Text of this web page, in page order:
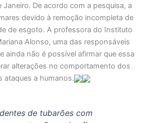
Janeiro. De acordo com a pesquisa, a
devido à remoção incompleta de
de esgoto. A professora do Instituto
Alonso, uma das responsáveis
ainda não é possível afirmar que essa
alterações no comportamento dos
ataques a humanos.
de tubarões com